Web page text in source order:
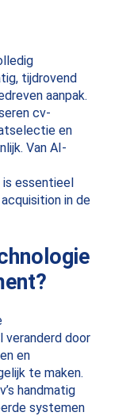
tijdrovend
aanpak.
cv-
en
Van AI-
essentieel
in de
veranderd door
en
te maken.
handmatig
systemen